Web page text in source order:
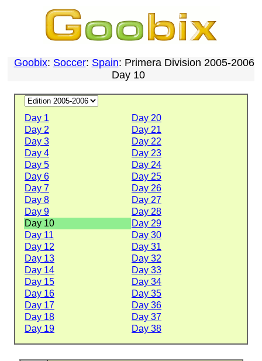
Goobix: Soccer: Spain: Primera Division 2005-2006
Day 10
Day 1
Day 20
Day 2
Day 21
Day 3
Day 22
Day 4
Day 23
Day 5
Day 24
Day 6
Day 25
Day 7
Day 26
Day 8
Day 27
Day 9
Day 28
Day 10
Day 29
Day 11
Day 30
Day 12
Day 31
Day 13
Day 32
Day 14
Day 33
Day 15
Day 34
Day 16
Day 35
Day 17
Day 36
Day 18
Day 37
Day 19
Day 38